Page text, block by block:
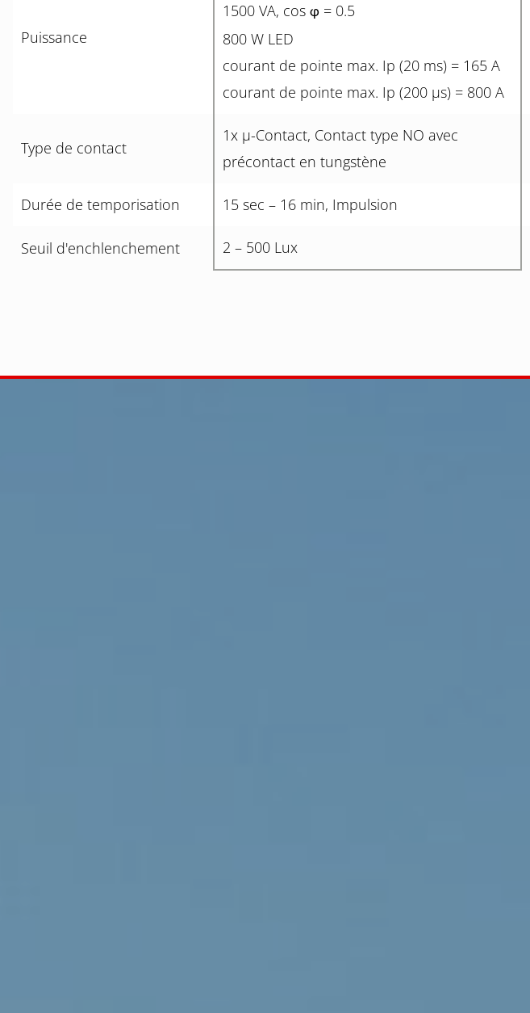
Puissance
1500 VA, cos φ = 0.5
800 W LED
courant de pointe max. Ip (20 ms) = 165 A
courant de pointe max. Ip (200 µs) = 800 A
Type de contact
1x µ-Contact, Contact type NO avec
précontact en tungstène
Durée de temporisation 15 sec – 16 min, Impulsion
Seuil d'enchlenchement 2 – 500 Lux